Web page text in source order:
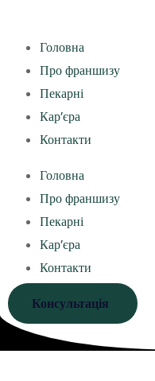
Головна
Про франшизу
Пекарні
Кар’єра
Контакти
Головна
Про франшизу
Пекарні
Кар’єра
Контакти
Консультація